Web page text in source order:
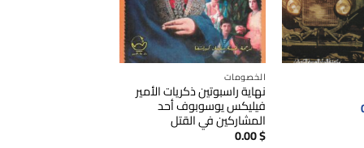
السعر
الحالي
الخصومات
نهاية راسبوتين ذكريات الأمير
فيليكس يوسوبوف أحد
المشاركين في القتل
0.00$